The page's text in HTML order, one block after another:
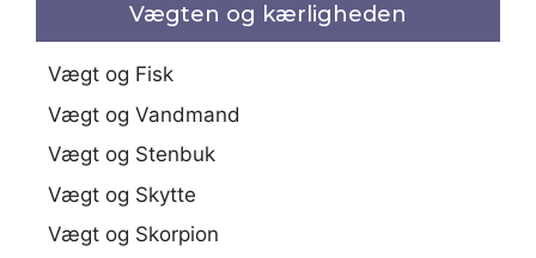
Vægten og kærligheden
Vægt og Fisk
Vægt og Vandmand
Vægt og Stenbuk
Vægt og Skytte
Vægt og Skorpion